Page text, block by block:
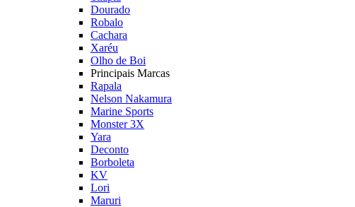
Dourado
Robalo
Cachara
Xaréu
Olho de Boi
Principais Marcas
Rapala
Nelson Nakamura
Marine Sports
Monster 3X
Yara
Deconto
Borboleta
KV
Lori
Maruri